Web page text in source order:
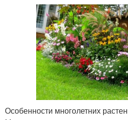
Особенности многолетних